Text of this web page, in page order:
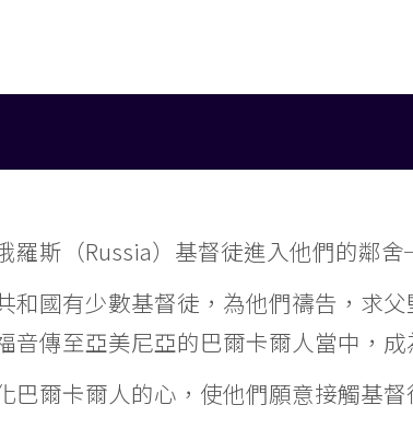
羅斯（Russia）基督徒進入他們的鄰
和國有少數基督徒，為他們禱告，求
音傳至亞美尼亞的巴爾卡爾人當中，成
巴爾卡爾人的心，使他們願意接觸基督